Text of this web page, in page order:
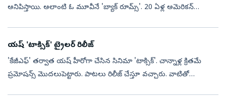
అనిపిస్తాయి. అలాంటి ఓ మూవీనే 'బ్యాక్ రూమ్స్'. 20 ఏళ్ల అమెరికన్
యష్ 'టాక్సిక్' ట్రైలర్ రిలీజ్
'కేజీఎఫ్' తర్వాత యష్ హీరోగా చేసిన సినిమా 'టాక్సిక్'. చాన్నాళ్ల క్రితమే
ప్రమోషన్స్ మొదలుపెట్టారు. పాటలు రిలీజ్ చేస్తూ వచ్చారు. వాటితో